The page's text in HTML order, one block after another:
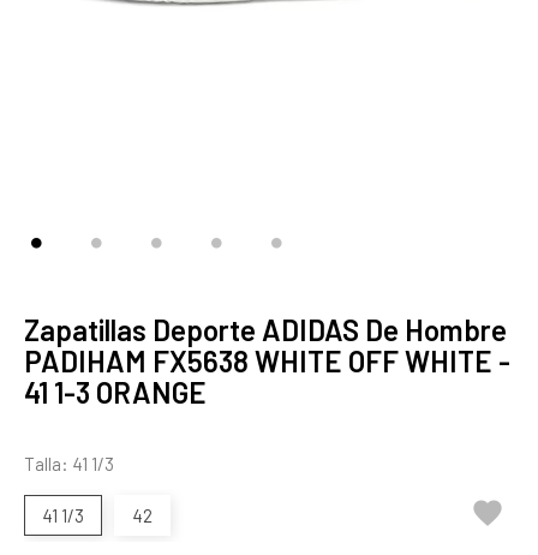
Zapatillas Deporte ADIDAS De Hombre
PADIHAM FX5638 WHITE OFF WHITE -
41 1-3 ORANGE
Talla: 41 1/3
41 1/3 42 